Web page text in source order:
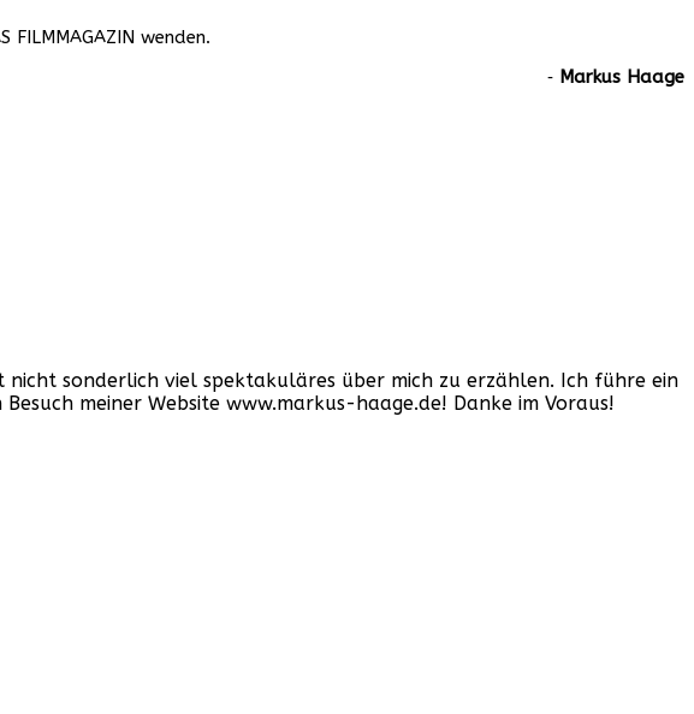
wenden.
‐ Markus Haage
nicht sonderlich viel spektakuläres über mich zu erzählen. Ich führe ein
meiner Website www.markus-haage.de! Danke im Voraus!